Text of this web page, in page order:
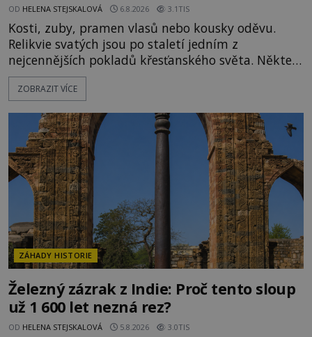
OD HELENA STEJSKALOVÁ 6.8.2026 3.1TIS
Kosti, zuby, pramen vlasů nebo kousky oděvu.
Relikvie svatých jsou po staletí jedním z
nejcennějších pokladů křesťanského světa. Některé
mají pečlivě doloženou historii, jiné provází
záhady, krádeže i nečekané objevy. Jejich osudy
o skutečné historické události. Ve středověké
Evropě mají relikvie mimořádnou hodnotu. Nejsou
jen předmětem úcty
ZOBRAZIT VÍCE
ZÁHADY HISTORIE
Železný zázrak z Indie: Proč tento sloup
už 1 600 let nezná rez?
OD HELENA STEJSKALOVÁ 5.8.2026 3.0TIS